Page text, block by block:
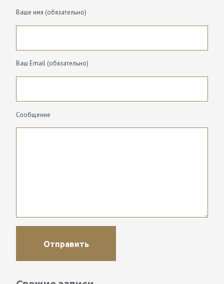
Ваше имя (обязательно)
Ваш Email (обязательно)
Сообщение